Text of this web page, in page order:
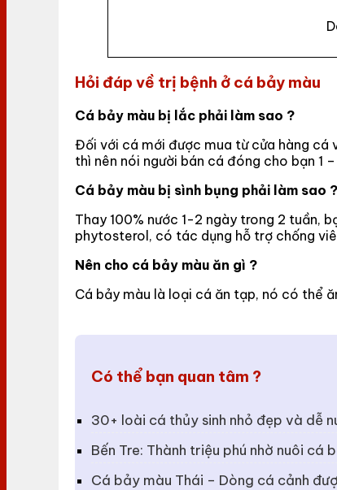
Hỏi đáp về trị bệnh ở cá bảy màu
Cá bảy màu bị lắc phải làm sao ?
Đối với cá mới được mua từ cửa hàng cá
thì nên nói người bán cá đóng cho bạn 1
Cá bảy màu bị sình bụng phải làm sao ?
Thay 100% nước 1-2 ngày trong 2 tuần,
phytosterol, có tác dụng hỗ trợ chống
Nên cho cá bảy màu ăn gì ?
Cá bảy màu là loại cá ăn tạp, nó có thể
Có thể bạn quan tâm ?
30+ loài cá thủy sinh nhỏ đẹp và dễ
Bến Tre: Thành triệu phú nhờ nuôi cá
Cá bảy màu Thái – Dòng cá cảnh